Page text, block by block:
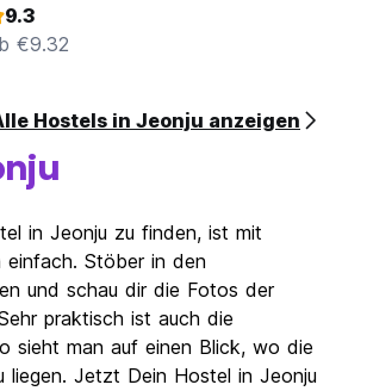
9.3
€9.32
Hostels in Jeonju anzeigen
in Jeonju zu finden, ist mit
einfach. Stöber in den
und schau dir die Fotos der
praktisch ist auch die
sieht man auf einen Blick, wo die
liegen. Jetzt Dein Hostel in Jeonju